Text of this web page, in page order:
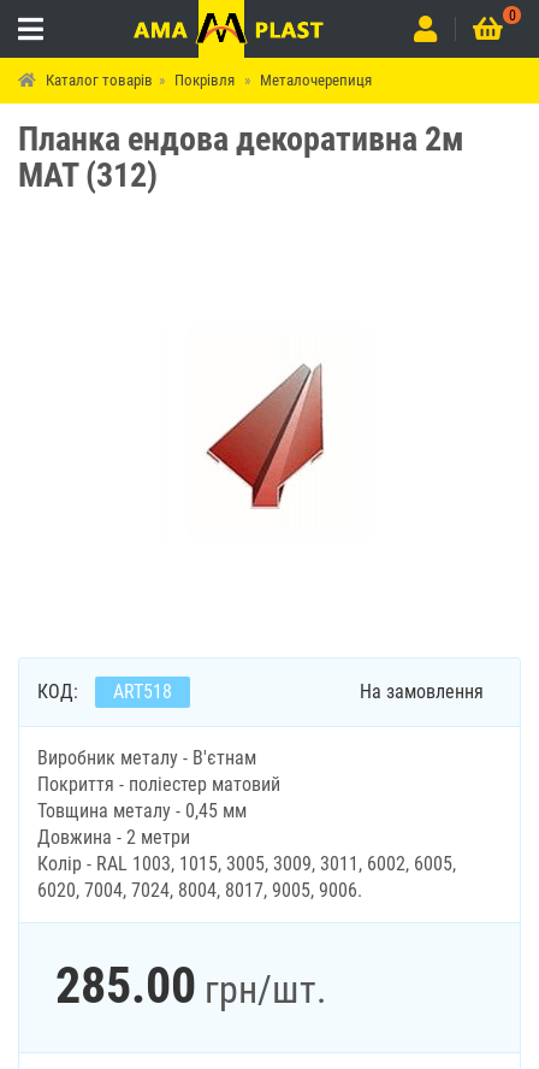
0
Каталог товарів Покрівля Металочерепиця
Планка ендова декоративна 2м
МАТ (312)
КОД: ART518 На замовлення
Виробник металу - В'єтнам
Покриття - поліестер матовий
Товщина металу - 0,45 мм
Довжина - 2 метри
Колір - RAL 1003, 1015, 3005, 3009, 3011, 6002, 6005,
6020, 7004, 7024, 8004, 8017, 9005, 9006.
285.00 грн/шт.